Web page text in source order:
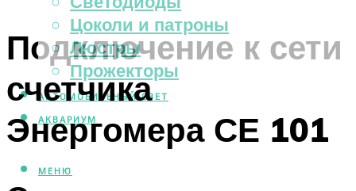
Цоколи и патроны
Люстры
Прожекторы
АВТОМОБИЛЬНЫЙ СВЕТ
АКВАРИУМ
МЕНЮ
Подключение к сети
счетчика
Энергомера СЕ 101